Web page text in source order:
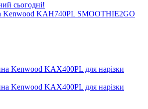
сьогодні!
Kenwood KAH740PL SMOOTHIE2GO